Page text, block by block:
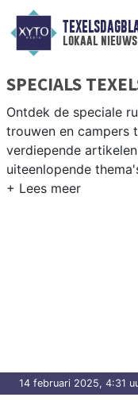
lokaal
SPECIALS
Ontdek de speciale
trouwen en campers
verdiepende
uiteenlopende
14 februari 2025, 4:31